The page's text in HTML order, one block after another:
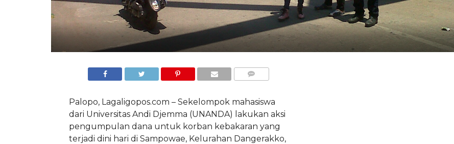
Palopo, Lagaligopos.com – Sekelompok mahasiswa
dari Universitas Andi Djemma (UNANDA) lakukan aksi
pengumpulan dana untuk korban kebakaran yang
terjadi dini hari di Sampowae, Kelurahan Dangerakko,